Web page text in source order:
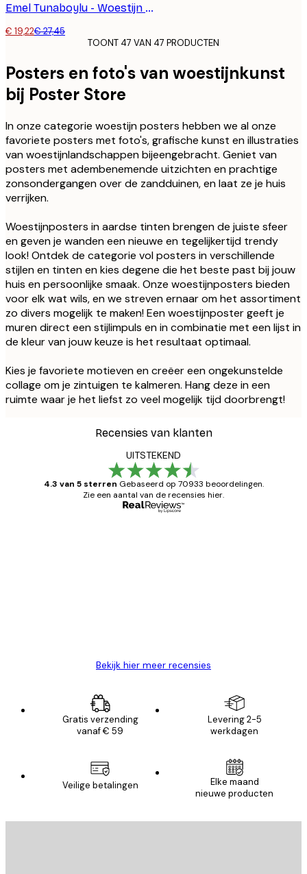
Emel Tunaboylu - Woestijn Nachtlandschap Poster
€ 19,22€ 27,45
TOONT 47 VAN 47 PRODUCTEN
Posters en foto's van woestijnkunst
bij Poster Store
In onze categorie woestijn posters hebben we al onze
favoriete posters met foto's, grafische kunst en illustraties
van woestijnlandschappen bijeengebracht. Geniet van
posters met adembenemende uitzichten en prachtige
zonsondergangen over de zandduinen, en laat ze je huis
verrijken.
Woestijnposters in aardse tinten brengen de juiste sfeer
en geven je wanden een nieuwe en tegelijkertijd trendy
look! Ontdek de categorie vol posters in verschillende
stijlen en tinten en kies degene die het beste past bij jouw
huis en persoonlijke smaak. Onze woestijnposters bieden
voor elk wat wils, en we streven ernaar om het assortiment
zo divers mogelijk te maken! Een woestijnposter geeft je
muren direct een stijlimpuls en in combinatie met een lijst in
de kleur van jouw keuze is het resultaat optimaal.
Kies je favoriete motieven en creëer een ongekunstelde
collage om je zintuigen te kalmeren. Hang deze in een
ruimte waar je het liefst zo veel mogelijk tijd doorbrengt!
Recensies van klanten
UITSTEKEND
4.3 van 5 sterren Gebaseerd op 70933 beoordelingen.
Zie een aantal van de recensies hier.
Bekijk hier meer recensies
Gratis verzending
vanaf € 59
Levering 2-5
werkdagen
Veilige betalingen
Elke maand
nieuwe producten